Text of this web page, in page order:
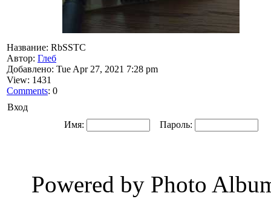
Название: RbSSTC
Автор: Глеб
Добавлено: Tue Apr 27, 2021 7:28 pm
View: 1431
Comments: 0
Вход
Имя:
Пароль:
Powered by Photo